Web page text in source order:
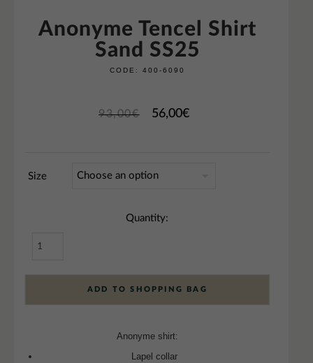
Anonyme Tencel Shirt
Sand SS25
CODE: 400-6090
93,00€ 56,00€
Size
Quantity:
ADD TO SHOPPING BAG
Anonyme shirt:
Lapel collar